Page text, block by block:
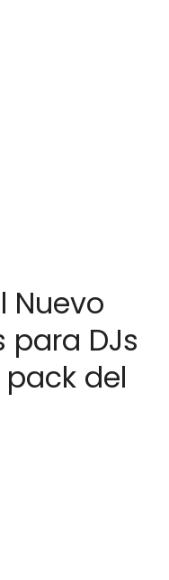
Nuevo
para DJs
pack del